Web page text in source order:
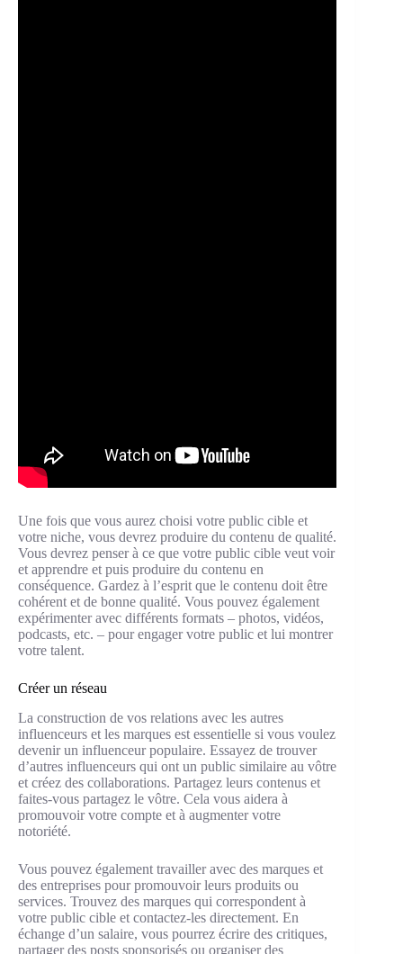
Une fois que vous aurez choisi votre public cible et
votre niche, vous devrez produire du contenu de qualité.
Vous devrez penser à ce que votre public cible veut voir
et apprendre et puis produire du contenu en
conséquence. Gardez à l’esprit que le contenu doit être
cohérent et de bonne qualité. Vous pouvez également
expérimenter avec différents formats – photos, vidéos,
podcasts, etc. – pour engager votre public et lui montrer
votre talent.
Créer un réseau
La construction de vos relations avec les autres
influenceurs et les marques est essentielle si vous voulez
devenir un influenceur populaire. Essayez de trouver
d’autres influenceurs qui ont un public similaire au vôtre
et créez des collaborations. Partagez leurs contenus et
faites-vous partagez le vôtre. Cela vous aidera à
promouvoir votre compte et à augmenter votre
notoriété.
Vous pouvez également travailler avec des marques et
des entreprises pour promouvoir leurs produits ou
services. Trouvez des marques qui correspondent à
votre public cible et contactez-les directement. En
échange d’un salaire, vous pourrez écrire des critiques,
partager des posts sponsorisés ou organiser des